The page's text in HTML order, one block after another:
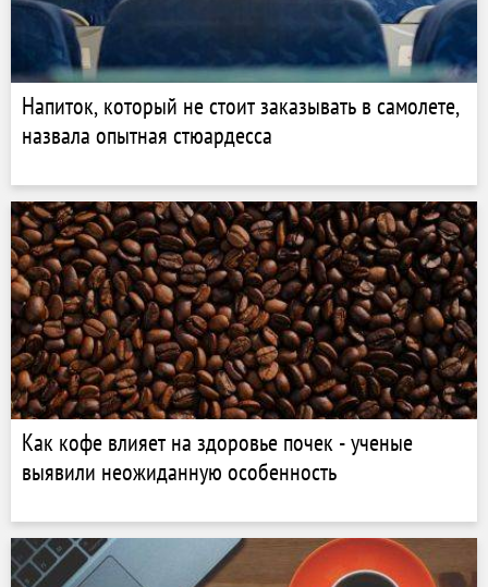
Напиток, который не стоит заказывать в самолете,
назвала опытная стюардесса
Как кофе влияет на здоровье почек - ученые
выявили неожиданную особенность